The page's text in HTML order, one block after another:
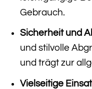
Gebrauch.
Sicherheit und
und stilvolle
und trägt zur
Vielseitige